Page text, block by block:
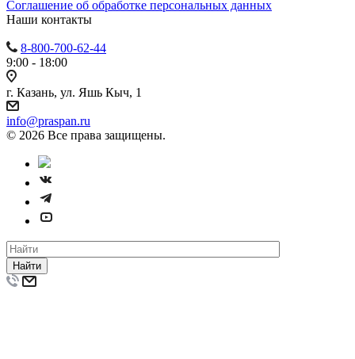
Cоглашение об обработке персональных данных
Наши контакты
8-800-700-62-44
9:00 - 18:00
г. Казань, ул. Яшь Кыч, 1
info@praspan.ru
© 2026 Все права защищены.
Найти